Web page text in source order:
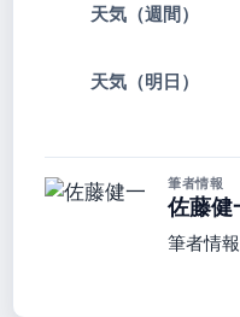
天気（週間）
天気（明日）
筆者情報
佐藤健
筆者情報